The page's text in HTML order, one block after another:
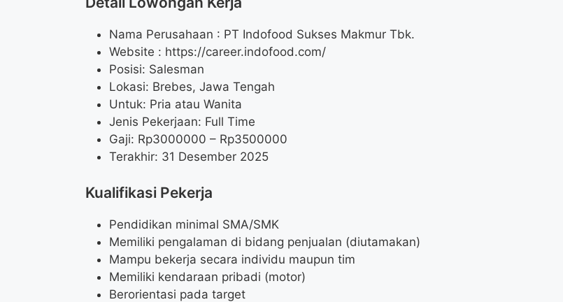
Nama Perusahaan : PT Indofood Sukses Makmur Tbk.
Website : https://career.indofood.com/
Posisi: Salesman
Lokasi: Brebes, Jawa Tengah
Untuk: Pria atau Wanita
Jenis Pekerjaan: Full Time
Gaji: Rp3000000 – Rp3500000
Terakhir: 31 Desember 2025
Kualifikasi Pekerja
Pendidikan minimal SMA/SMK
Memiliki pengalaman di bidang penjualan (diutamakan)
Mampu bekerja secara individu maupun tim
Memiliki kendaraan pribadi (motor)
Berorientasi pada target